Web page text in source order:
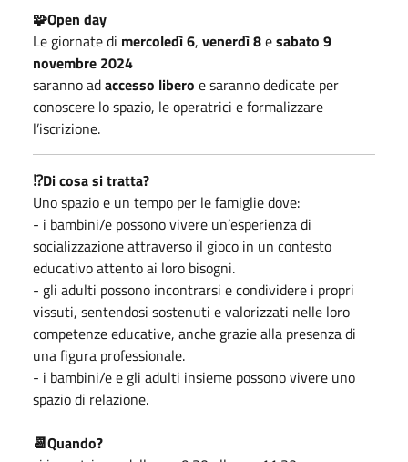
🧩Open day
Le giornate di mercoledì 6, venerdì 8esabato 9
novembre 2024
saranno adaccesso libero e saranno dedicate per
conoscere lo spazio, le operatrici e formalizzare
l’iscrizione.
⁉️Di cosa si tratta?
Uno spazio e un tempo per le famiglie dove:
- i bambini/e possono vivere un’esperienza di
socializzazione attraverso il gioco in un contesto
educativo attento ai loro bisogni.
- gli adulti possono incontrarsi e condividere i propri
vissuti, sentendosi sostenuti e valorizzati nelle loro
competenze educative, anche grazie alla presenza di
una figura professionale.
- i bambini/e e gli adulti insieme possono vivere uno
spazio di relazione.
📆Quando?